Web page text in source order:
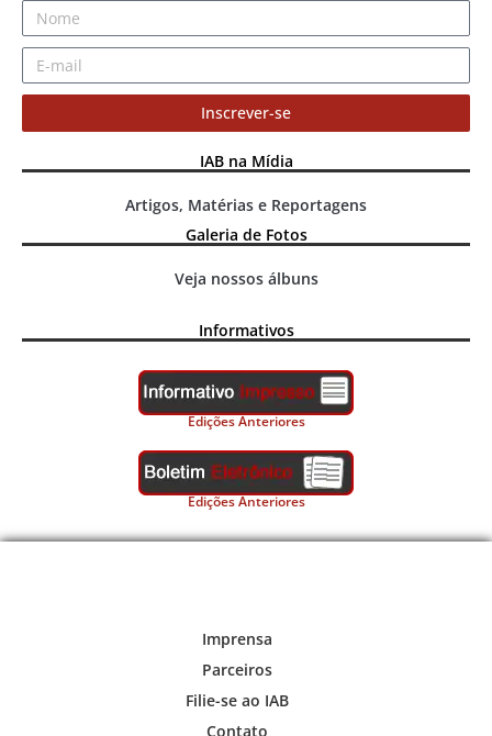
Inscrever-se
IAB na Mídia
Artigos, Matérias e Reportagens
Galeria de Fotos
Veja nossos álbuns
Informativos
Edições Anteriores
Edições Anteriores
Imprensa
Parceiros
Filie-se ao IAB
Contato